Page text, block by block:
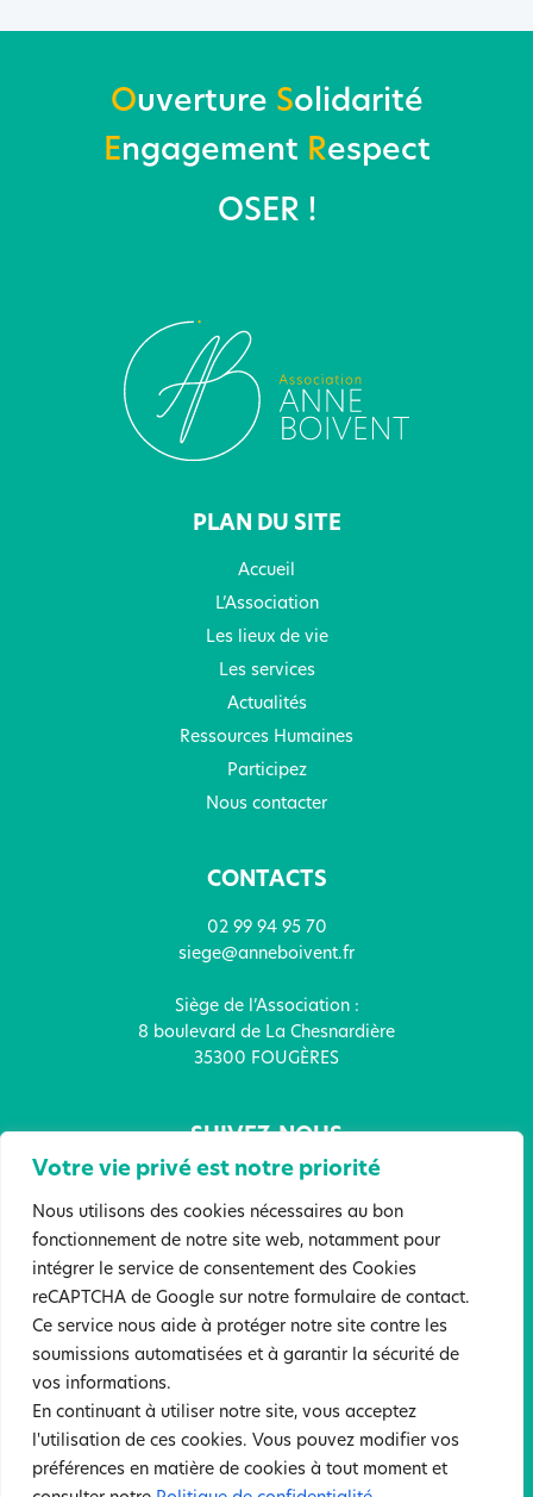
Votre vie privé est notre priorité
Nous utilisons des cookies nécessaires au bon
fonctionnement de notre site web, notamment pour
intégrer le service de consentement des Cookies
reCAPTCHA de Google sur notre formulaire de contact.
Ce service nous aide à protéger notre site contre les
soumissions automatisées et à garantir la sécurité de
vos informations.
En continuant à utiliser notre site, vous acceptez
l'utilisation de ces cookies. Vous pouvez modifier vos
préférences en matière de cookies à tout moment et
Ouverture Solidarité
Engagement Respect
OSER !
PLAN DU SITE
Accueil
L’Association
Les lieux de vie
Les services
Actualités
Ressources Humaines
Participez
Nous contacter
CONTACTS
02 99 94 95 70
siege@anneboivent.fr
Siège de l’Association :
8 boulevard de La Chesnardière
35300 FOUGÈRES
SUIVEZ-NOUS
FAITES UN DON !
Mentions légales
Sites partenaires
Atelier Samedi